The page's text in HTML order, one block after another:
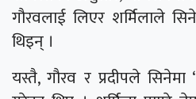
गौरवलाई लिएर शर्मिलाले
थिइन् ।
यस्तै, गौरव र प्रदीपले सिनेमा